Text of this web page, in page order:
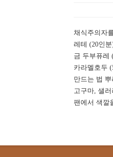
채식주의자
레테 (20인
금 두부퓨레
카라멜호두
만드는 법
고구마, 샐
팬에서 색